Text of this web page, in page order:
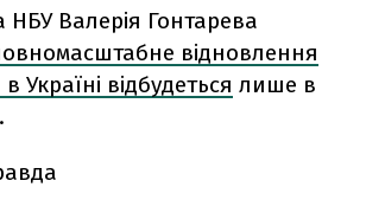
НБУ Валерія Гонтарева
відновлення
Україні відбудеться лише в